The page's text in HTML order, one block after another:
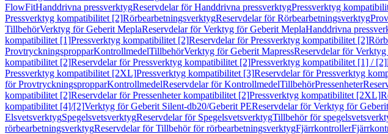
FlowFitHanddrivna pressverktygReservdelar för Handdrivna pressverktygPressverktyg
Pressverktyg kompatibilitet [2]RörbearbetningsverktygReservdelar för Rörbearbetningsverktyg
TillbehörVerktyg för Geberit MeplaReservdelar för Verktyg för Geberit MeplaHanddrivna
kompatibilitet [1]Pressverktyg kompatibilitet [2]Reservdelar för Pressverktyg kompatibilitet [2]
ProvtryckningspropparKontrollmedelTillbehörVerktyg för Geberit MapressReservdelar för
kompatibilitet [2]Reservdelar för Pressverktyg kompatibilitet [2]Pressverktyg kompatibilitet [1] / [2]
Pressverktyg kompatibilitet [2XL]Pressverktyg kompatibilitet [3]Reservdelar för Pressverktyg
för ProvtryckningspropparKontrollmedelReservdelar för KontrollmedelTillbehörPressenheter
kompatibilitet [2]Reservdelar för Pressenheter kompatibilitet [2]Pressverktyg kompatibilitet [2XL]
kompatibilitet [4]/[2]Verktyg för Geberit Silent-db20/Geberit PEReservdelar för Verktyg för
ElsvetsverktygSpegelsvetsverktygReservdelar för SpegelsvetsverktygTillbehör för
rörbearbetningsverktygReservdelar för Tillbehör för rörbearbetningsverktygFjärrkontroller